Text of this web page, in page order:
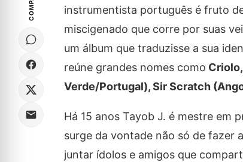
instrumentista português é fruto
miscigenado que corre por suas
um álbum que traduzisse a sua
reúne grandes nomes como
Verde/Portugal), Sir Scratch
Há 15 anos Tayob J. é mestre em
surge da vontade não só de fazer
juntar ídolos e amigos que